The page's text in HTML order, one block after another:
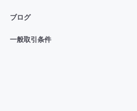
ブログ
一般取引条件